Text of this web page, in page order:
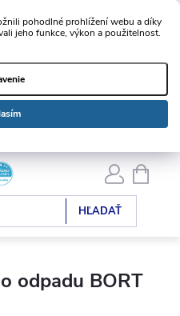
pohodlné prohlížení webu a díky
jeho funkce, výkon a použitelnost.
HĽADAŤ
KOŠÍK
odpadu BORT